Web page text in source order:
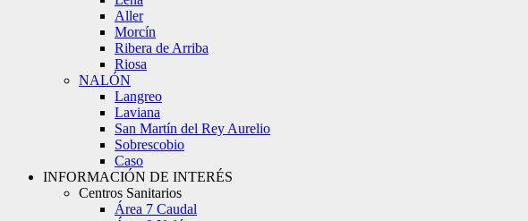
Aller
Morcín
Ribera de Arriba
Riosa
NALÓN
Langreo
Laviana
San Martín del Rey Aurelio
Sobrescobio
Caso
INFORMACIÓN DE INTERÉS
Centros Sanitarios
Área 7 Caudal